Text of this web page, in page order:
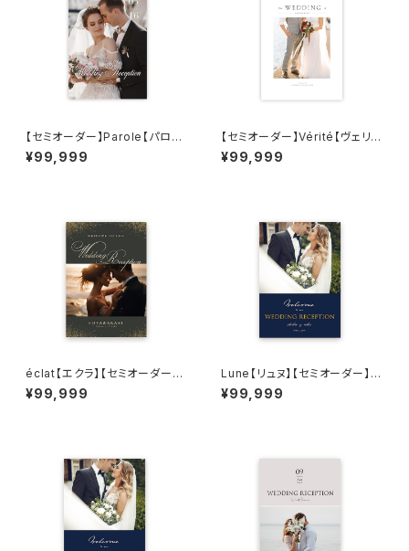
【セミオーダー】Parole【パロー
ル】結婚式 プロフィールブック
¥99,999
【セミオーダー】Vérité【ヴェリ
テ】結婚式 プロフィールブック
¥99,999
éclat【エクラ】【セミオーダー】8
P構成 結婚式プロフィールブッ
ク
¥99,999
Lune【リュヌ】【セミオーダー】4
P構成 結婚式プロフィールブッ
ク
¥99,999